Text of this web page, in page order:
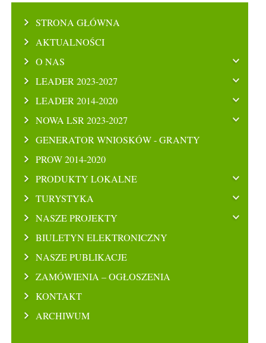
STRONA GŁÓWNA
AKTUALNOŚCI
O NAS
LEADER 2023-2027
LEADER 2014-2020
NOWA LSR 2023-2027
GENERATOR WNIOSKÓW - GRANTY
PROW 2014-2020
PRODUKTY LOKALNE
TURYSTYKA
NASZE PROJEKTY
BIULETYN ELEKTRONICZNY
NASZE PUBLIKACJE
ZAMÓWIENIA – OGŁOSZENIA
KONTAKT
ARCHIWUM